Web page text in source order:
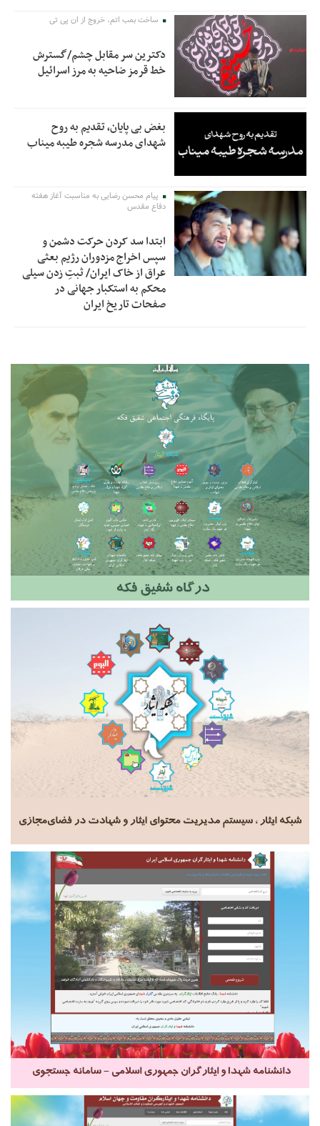
ساخت بمب اتم، خروج از ان پی تی
دکترین سر مقابل چشم/گسترش
خط قرمز ضاحیه به مرز اسرائیل
بغض بی پایان، تقدیم به روح
شهدای مدرسه شجره طیبه میناب
پیام محسن رضایی به مناسبت آغاز هفته
دفاع مقدس
ابتدا سد کردن حرکت دشمن و
سپس اخراج مزدوران رژیم بعثی
عراق از خاک ایران/ ثبتِ زدن سیلی
محکم به استکبار جهانی در
صفحات تاریخ ایران